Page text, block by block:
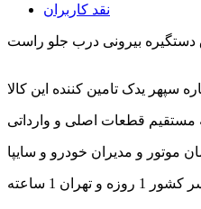
نقد کاربران
قطعات اصلی و وارداتی
موتور و مدیران خودرو و سایپا
تهران 1 ساعته